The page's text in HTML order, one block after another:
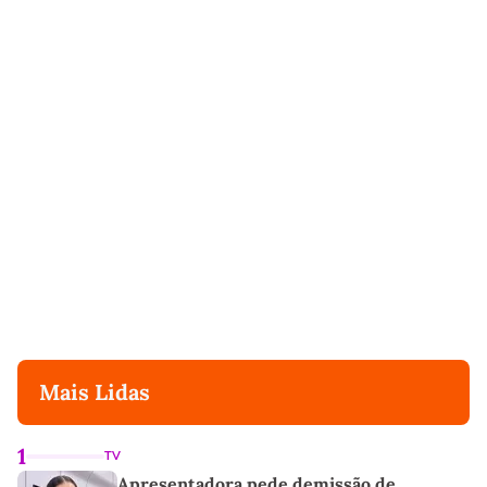
Mais Lidas
1 TV